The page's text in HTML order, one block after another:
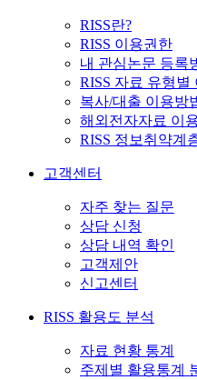
RISS란?
RISS 이용권한
내 관심논문 등록
RISS 자료 유형별
복사/대출 이용방
해외전자자료 이
RISS 정보취약계
고객센터
자주 찾는 질문
상담 신청
상담 내역 확인
고객제안
신고센터
RISS 활용도 분석
자료 현황 통계
주제별 활용통계